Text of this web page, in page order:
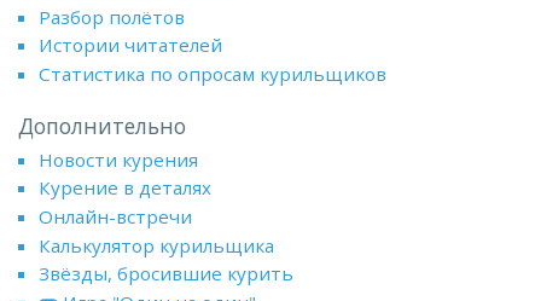
Разбор полётов
Истории читателей
Статистика по опросам курильщиков
Дополнительно
Новости курения
Курение в деталях
Онлайн-встречи
Калькулятор курильщика
Звёзды, бросившие курить